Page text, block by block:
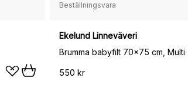
Beställningsvara
Ekelund Linneväveri
Brumma babyfilt 70x75 cm, Multi
550 kr